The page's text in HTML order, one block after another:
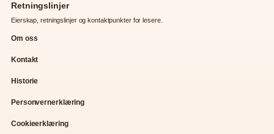
Retningslinjer
Eierskap, retningslinjer og kontaktpunkter for lesere.
Om oss
Kontakt
Historie
Personvernerklæring
Cookieerklæring